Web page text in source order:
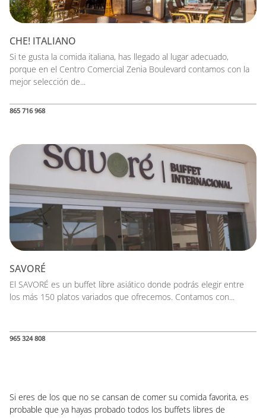
CHE! ITALIANO
Si te gusta la comida italiana, has llegado al lugar adecuado,
porque en el Centro Comercial Zenia Boulevard contamos con la
mejor selección de...
865 716 968
SAVORÉ
El SAVORÉ es un buffet libre asiático donde podrás elegir entre
los más 150 platos variados que ofrecemos. Contamos con...
965 324 808
Si eres de los que no se cansan de comer su comida favorita, es
probable que ya hayas probado todos los buffets libres de